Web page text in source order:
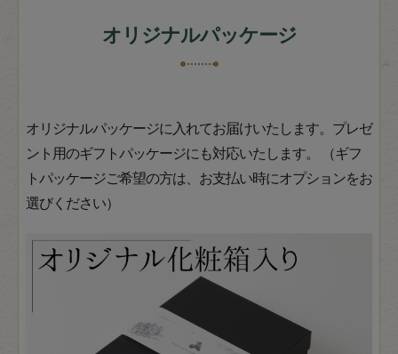
オリジナルパッケージ
オリジナルパッケージに入れてお届けいたします。プレゼ
ント用のギフトパッケージにも対応いたします。 （ギフ
トパッケージご希望の方は、お支払い時にオプションをお
選びください）